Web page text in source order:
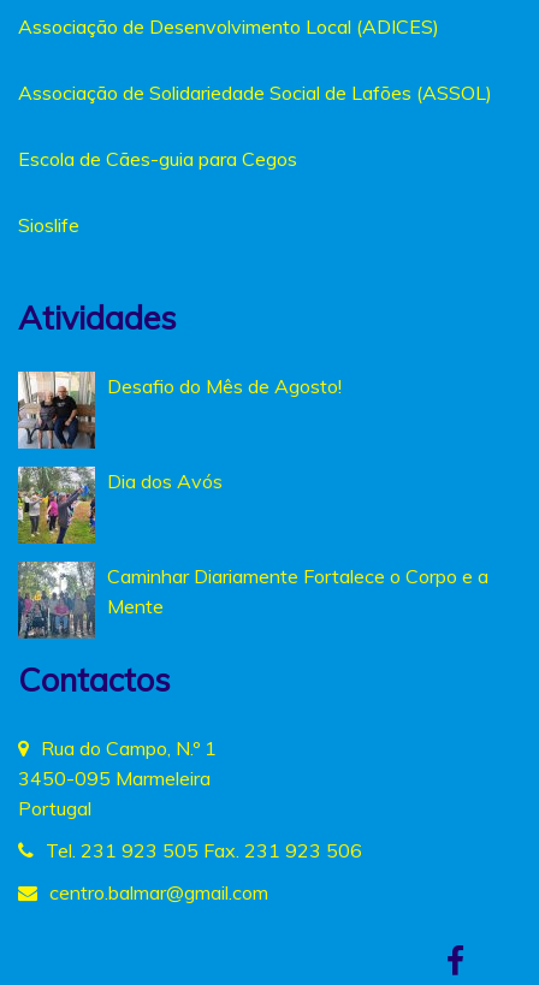
Associação de Desenvolvimento Local (ADICES)
Associação de Solidariedade Social de Lafões (ASSOL)
Escola de Cães-guia para Cegos
Sioslife
Atividades
Desafio do Mês de Agosto!
Dia dos Avós
Caminhar Diariamente Fortalece o Corpo e a
Mente
Contactos
Rua do Campo, N.º 1
3450-095 Marmeleira
Portugal
Tel. 231 923 505 Fax. 231 923 506
centro.balmar@gmail.com